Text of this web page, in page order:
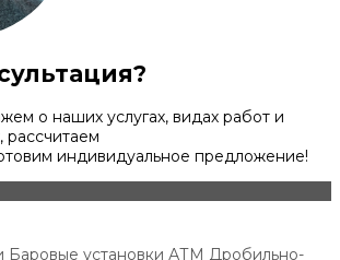
о наших услугах, видах работ и
рассчитаем
индивидуальное предложение!
Баровые установки АТМ Дробильно-